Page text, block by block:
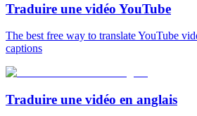
Traduire une vidéo YouTube
The best free way to translate YouTube
captions
Traduire une vidéo en anglais